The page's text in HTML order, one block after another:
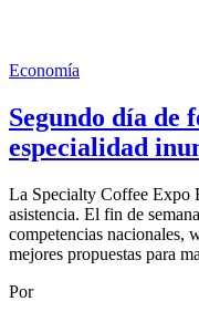
Economía
Segundo día de
especialidad
La Specialty Coffee Expo
asistencia. El fin de
competencias nacionales,
mejores propuestas para
Por